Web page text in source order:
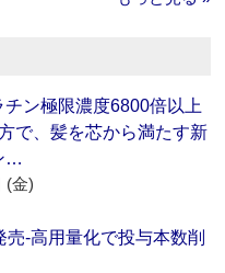
チン極限濃度6800倍以上
で、髪を芯から満たす新
…
(金)
‐高用量化で投与本数削